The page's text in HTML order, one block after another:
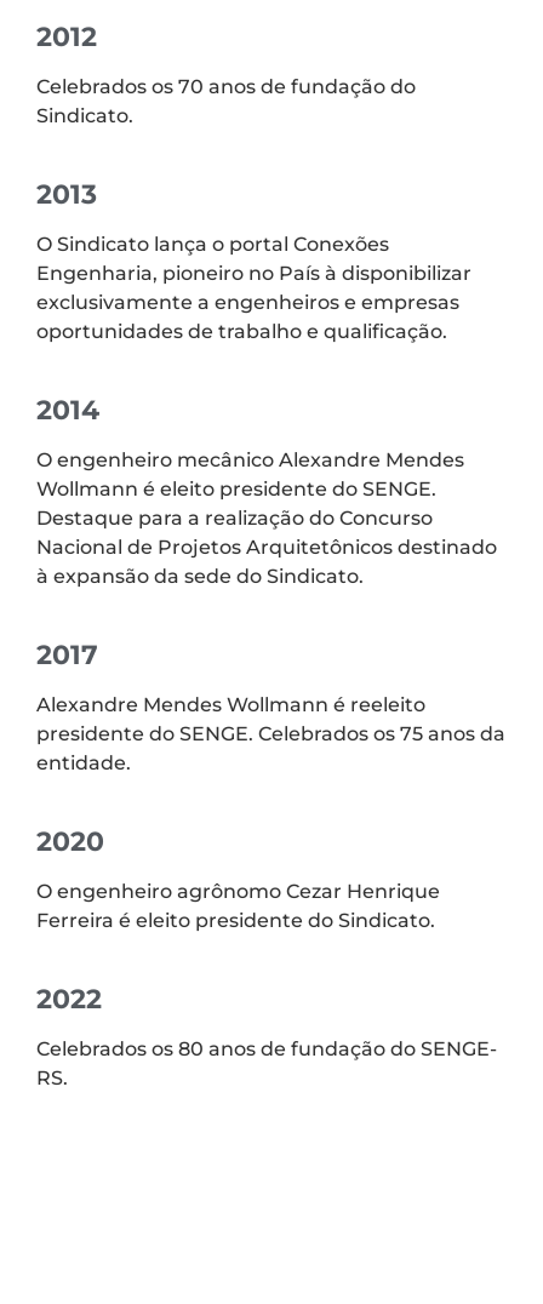
2012
Celebrados os 70 anos de fundação do
Sindicato.
2013
O Sindicato lança o portal Conexões
Engenharia, pioneiro no País à disponibilizar
exclusivamente a engenheiros e empresas
oportunidades de trabalho e qualificação.
2014
O engenheiro mecânico Alexandre Mendes
Wollmann é eleito presidente do SENGE.
Destaque para a realização do Concurso
Nacional de Projetos Arquitetônicos destinado
à expansão da sede do Sindicato.
2017
Alexandre Mendes Wollmann é reeleito
presidente do SENGE. Celebrados os 75 anos da
entidade.
2020
O engenheiro agrônomo Cezar Henrique
Ferreira é eleito presidente do Sindicato.
2022
Celebrados os 80 anos de fundação do SENGE-
RS.